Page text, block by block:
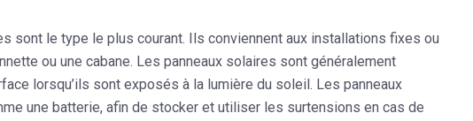
sont le type le plus courant. Ils conviennent aux installations fixes ou
ou une cabane. Les panneaux solaires sont généralement
lorsqu’ils sont exposés à la lumière du soleil. Les panneaux
une batterie, afin de stocker et utiliser les surtensions en cas de